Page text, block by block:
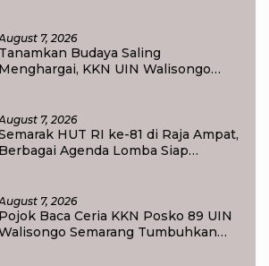
7, 2026
Tanamkan Budaya Saling
Menghargai, KKN UIN Walisongo
7, 2026
HUT RI ke-81 di Raja Ampat,
Berbagai Agenda Lomba Siap
7, 2026
Pojok Baca Ceria KKN Posko 89 UIN
Semarang Tumbuhkan